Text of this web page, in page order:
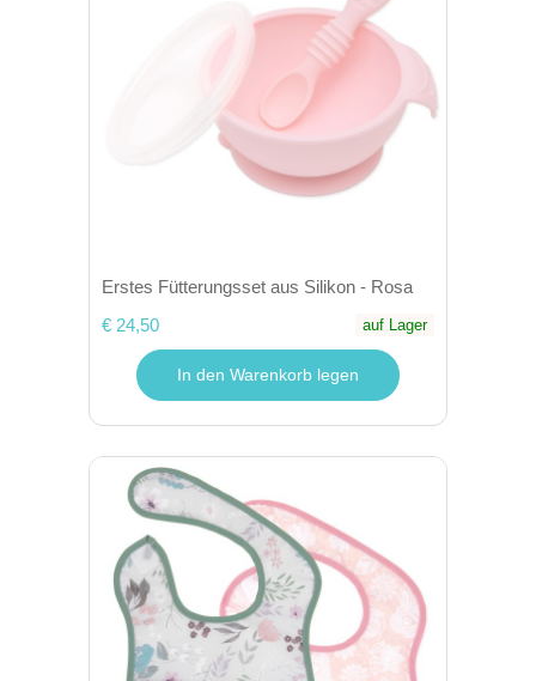
Erstes Fütterungsset aus Silikon - Rosa
€ 24,50
auf Lager
In den Warenkorb legen